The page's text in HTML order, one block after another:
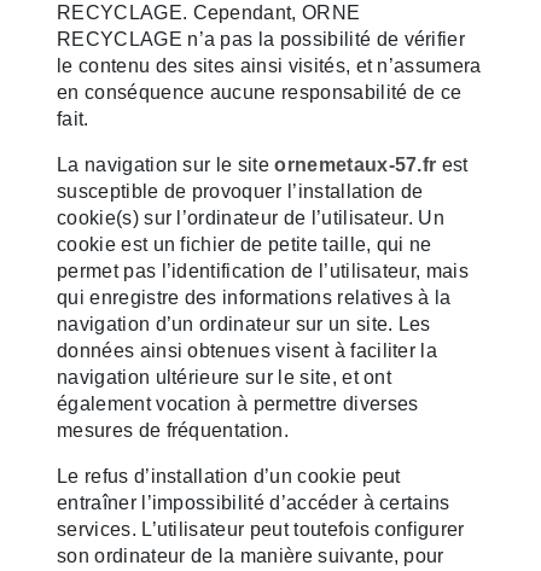
RECYCLAGE. Cependant, ORNE
RECYCLAGE n’a pas la possibilité de vérifier
le contenu des sites ainsi visités, et n’assumera
en conséquence aucune responsabilité de ce
fait.
La navigation sur le siteornemetaux-57.fr est
susceptible de provoquer l’installation de
cookie(s) sur l’ordinateur de l’utilisateur. Un
cookie est un fichier de petite taille, qui ne
permet pas l’identification de l’utilisateur, mais
qui enregistre des informations relatives à la
navigation d’un ordinateur sur un site. Les
données ainsi obtenues visent à faciliter la
navigation ultérieure sur le site, et ont
également vocation à permettre diverses
mesures de fréquentation.
Le refus d’installation d’un cookie peut
entraîner l’impossibilité d’accéder à certains
services. L’utilisateur peut toutefois configurer
son ordinateur de la manière suivante, pour